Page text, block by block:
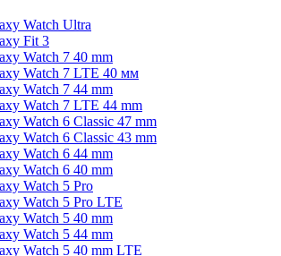
Watch Ultra
Fit 3
Watch 7 40 mm
Watch 7 LTE 40 мм
Watch 7 44 mm
Watch 7 LTE 44 mm
Watch 6 Classic 47 mm
Watch 6 Classic 43 mm
Watch 6 44 mm
Watch 6 40 mm
Watch 5 Pro
Watch 5 Pro LTE
Watch 5 40 mm
Watch 5 44 mm
Watch 5 40 mm LTE